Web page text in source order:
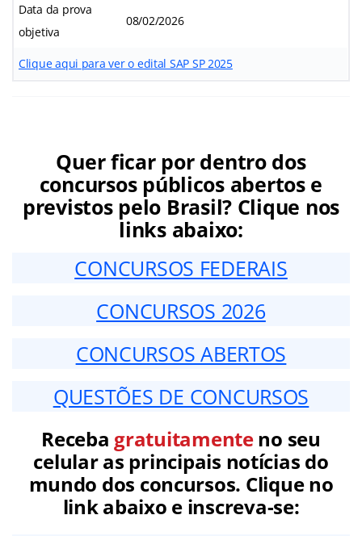
Data da prova
objetiva
08/02/2026
Clique aqui para ver o edital SAP SP 2025
Quer ficar por dentro dos
concursos públicos abertos e
previstos pelo Brasil? Clique nos
links abaixo:
CONCURSOS FEDERAIS
CONCURSOS 2026
CONCURSOS ABERTOS
QUESTÕES DE CONCURSOS
Receba gratuitamenteno seu
celular as principais notícias do
mundo dos concursos. Clique no
link abaixo e inscreva-se: